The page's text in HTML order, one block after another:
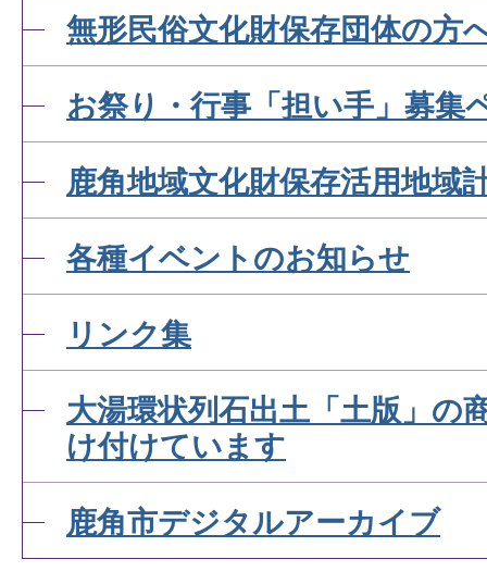
無形民俗文化財保存団体の方
お祭り・行事「担い手」募集
鹿角地域文化財保存活用地域
各種イベントのお知らせ
リンク集
大湯環状列石出土「土版」の
け付けています
鹿角市デジタルアーカイブ